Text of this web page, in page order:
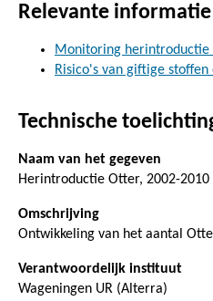
Relevante informatie
Monitoring herintroductie
Risico's van giftige
Technische
Naam van het gegeven
Herintroductie Otter, 2002-2010
Omschrijving
Ontwikkeling van het aantal
Verantwoordelijk instituut
Wageningen UR (Alterra)